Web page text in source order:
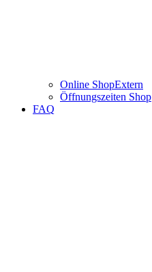
Online ShopExtern
Öffnungszeiten Shop
FAQ